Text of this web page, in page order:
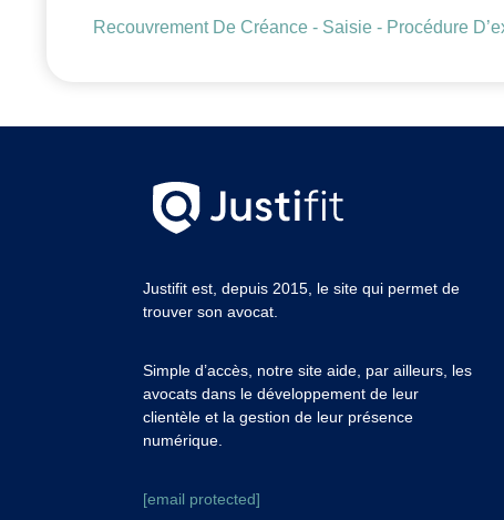
Recouvrement De Créance - Saisie - Procédure
Justifit est, depuis 2015, le site qui permet de
trouver son avocat.
Simple d’accès, notre site aide, par ailleurs, les
avocats dans le développement de leur
clientèle et la gestion de leur présence
numérique.
[email protected]